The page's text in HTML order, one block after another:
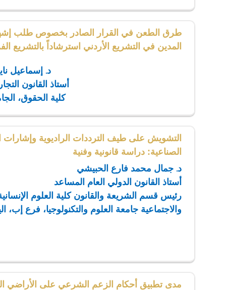
طرق الطعن في القرار الصادر بخصوص طلب
المدين في التشريع الأردني استرشاداً بالتشريع
د. إسماعيل
أستاذ القانون
كلية الحقوق،
التشويش على طيف الترددات الراديوية وإشارات
الصناعية: دراسة قانونية وفنية
د. جمال محمد فارع الحبيشي
أستاذ القانون الدولي العام المساعد
رئيس قسم الشريعة والقانون كلية العلوم
والاجتماعية جامعة العلوم والتكنولوجيا، فرع إب،
مدى تطبيق أحكام الزعم الشرعي على الأراضي